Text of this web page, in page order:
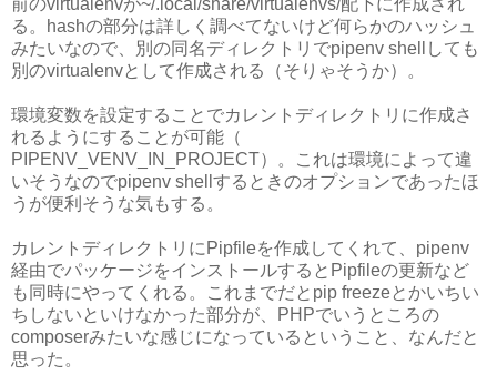
前のvirtualenvが~/.local/share/virtualenvs/配下に作成され
る。hashの部分は詳しく調べてないけど何らかのハッシュ
みたいなので、別の同名ディレクトリでpipenv shellしても
別のvirtualenvとして作成される（そりゃそうか）。
環境変数を設定することでカレントディレクトリに作成さ
れるようにすることが可能（
PIPENV_VENV_IN_PROJECT）。これは環境によって違
いそうなのでpipenv shellするときのオプションであったほ
うが便利そうな気もする。
カレントディレクトリにPipfileを作成してくれて、pipenv
経由でパッケージをインストールするとPipfileの更新など
も同時にやってくれる。これまでだとpip freezeとかいちい
ちしないといけなかった部分が、PHPでいうところの
composerみたいな感じになっているということ、なんだと
思った。